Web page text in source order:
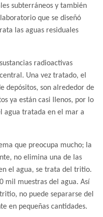
subterráneos y también
que se diseñó
las aguas residuales
radioactivas
Una vez tratado, el
depósitos, son alrededor de
ya están casi llenos, por lo
agua tratada en el mar a
que preocupa mucho; la
no elimina una de las
el agua, se trata del tritio.
mil muestras del agua. Así
no puede separarse del
en pequeñas cantidades.